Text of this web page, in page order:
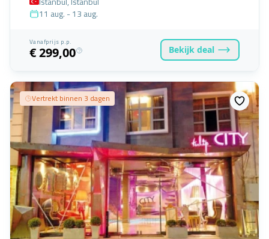
11 aug. - 13 aug.
Vanafprijs p.p.
€ 299,00 Bekijk deal
Vertrekt binnen 3 dagen